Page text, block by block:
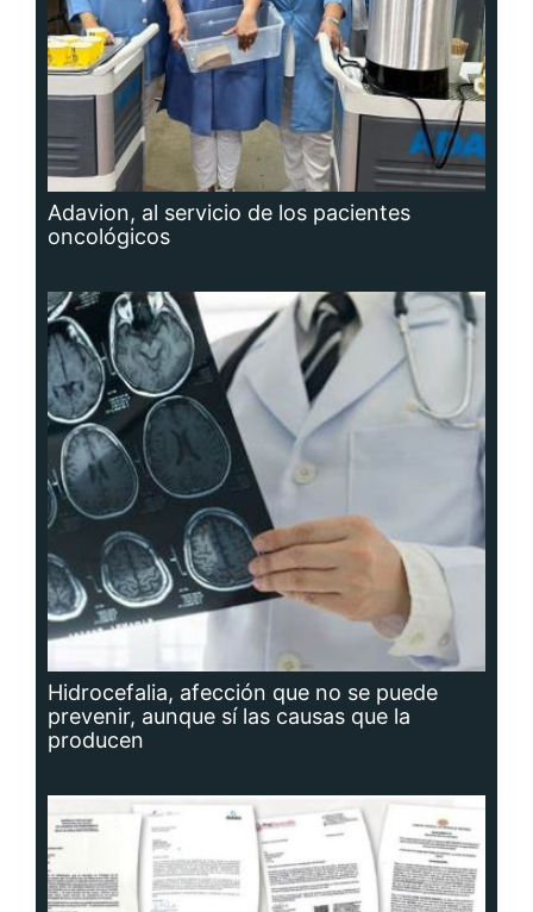
Adavion, al servicio de los pacientes
oncológicos
Hidrocefalia, afección que no se puede
prevenir, aunque sí las causas que la
producen